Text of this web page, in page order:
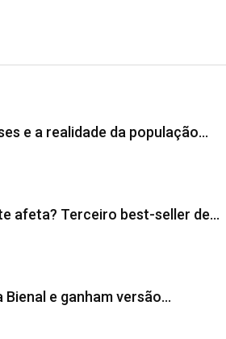
e a realidade da população…
afeta? Terceiro best-seller de…
e ganham versão…